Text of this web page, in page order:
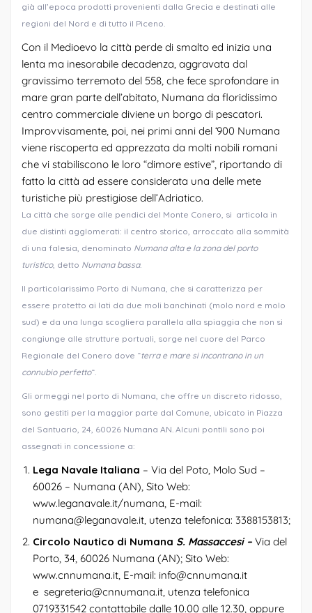
già all’epoca prodotti provenienti dalla Grecia e destinati alle
regioni del Nord e di tutto il Piceno.
Con il Medioevo la città perde di smalto ed inizia una
lenta ma inesorabile decadenza, aggravata dal
gravissimo terremoto del 558, che fece sprofondare in
mare gran parte dell’abitato, Numana da floridissimo
centro commerciale diviene un borgo di pescatori.
Improvvisamente, poi, nei primi anni del ‘900 Numana
viene riscoperta ed apprezzata da molti nobili romani
che vi stabiliscono le loro “dimore estive”, riportando di
fatto la città ad essere considerata una delle mete
turistiche più prestigiose dell’Adriatico.
La città che sorge alle pendici del Monte Conero, si articola in
due distinti agglomerati: il centro storico, arroccato alla sommità
di una falesia, denominato Numana alta e la zona del porto
turistico, detto Numana bassa.
Il particolarissimo Porto di Numana, che si caratterizza per
essere protetto ai lati da due moli banchinati (molo nord e molo
sud) e da una lunga scogliera parallela alla spiaggia che non si
congiunge alle strutture portuali, sorge nel cuore del Parco
Regionale del Conero dove “terra e mare si incontrano in un
connubio perfetto“.
Gli ormeggi nel porto di Numana, che offre un discreto ridosso,
sono gestiti per la maggior parte dal Comune, ubicato in Piazza
del Santuario, 24, 60026 Numana AN. Alcuni pontili sono poi
assegnati in concessione a:
Lega Navale Italiana – Via del Poto, Molo Sud –
60026 – Numana (AN), Sito Web:
www.leganavale.it/numana, E-mail:
numana@leganavale.it, utenza telefonica: 3388153813;
Circolo Nautico di Numana S. Massaccesi – Via del
Porto, 34, 60026 Numana (AN); Sito Web:
www.cnnumana.it, E-mail: info@cnnumana.it
e segreteria@cnnumana.it, utenza telefonica
0719331542 contattabile dalle 10.00 alle 12.30, oppure